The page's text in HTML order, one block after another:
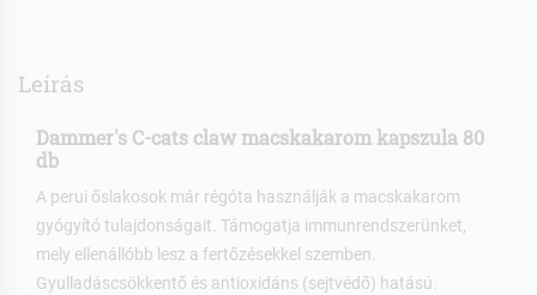
Leírás
Dammer's C-cats claw macskakarom kapszula 80
db
A perui őslakosok már régóta használják a macskakarom
gyógyító tulajdonságait. Támogatja immunrendszerünket,
mely ellenállóbb lesz a fertőzésekkel szemben.
Gyulladáscsökkentő és antioxidáns (sejtvédő) hatású.